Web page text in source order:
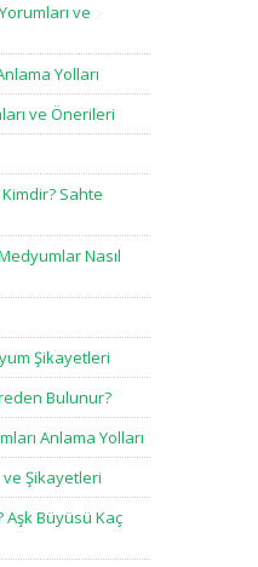
ve
Yolları
ve Önerileri
Sahte
Nasıl
Şikayetleri
Bulunur?
Anlama Yolları
Şikayetleri
Aşk Büyüsü Kaç